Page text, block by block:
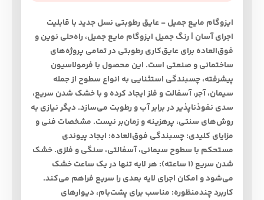
ایزوگام مایع جمیل - عایق رطوبتی نسل جدید با قابلیت
اجرای آسان | رنگ جمیل ایزوگام مایع جمیل، راه‌حلی نوین و
فوق‌العاده برای عایق‌کاری رطوبتی در تمامی پروژه‌های
ساختمانی و صنعتی است. این محصول با فرمولاسیون
پیشرفته، چسبندگی استثنایی به انواع سطوح از جمله
سیمان، آجر، آسفالت و فلز ایجاد کرده و با خشک شدن سریع،
سدی نفوذناپذیر در برابر آب و رطوبت می‌سازد. دیگر نیازی به
روش‌های سنتی، پرهزینه و زمان‌بر نیست. مشخصات فنی و
مزایای کلیدی: چسبندگی فوق‌العاده: ایجاد پیوندی
مستحکم با سطوح سیمانی، آسفالتی، سنگی و فلزی. خشک
شدن سریع (۱ ساعته): هر لایه تنها در یک ساعت خشک
می‌شود و امکان اجرای لایه بعدی را سریع فراهم می‌کند.
کاربرد چندمنظوره: مناسب برای پشت‌بام، دیوارهای